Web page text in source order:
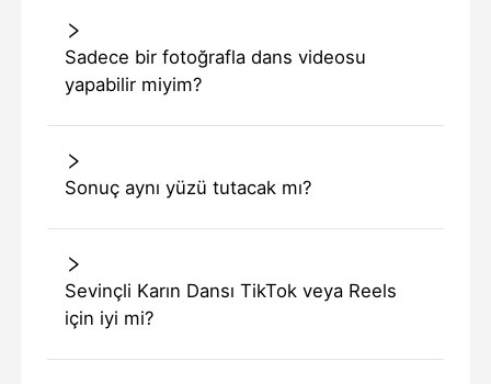
Sadece bir fotoğrafla dans videosu
yapabilir miyim?
Sonuç aynı yüzü tutacak mı?
Sevinçli Karın Dansı TikTok veya Reels
için iyi mi?